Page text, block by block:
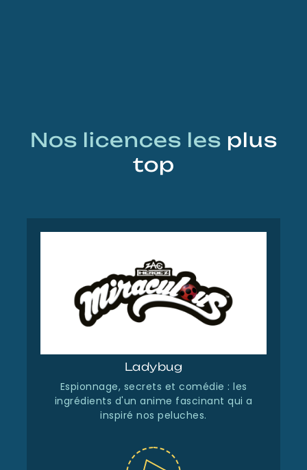
Nos licences les plus
top
Ladybug
Espionnage, secrets et comédie : les
ingrédients d'un anime fascinant qui a
inspiré nos peluches.